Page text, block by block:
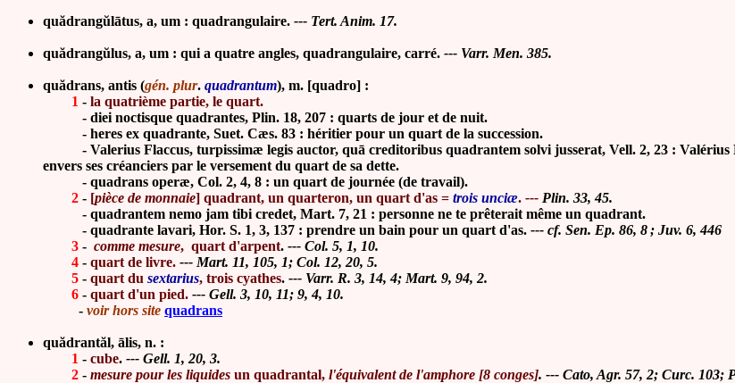
quădrangŭlātus, a, um : quadrangulaire. --- Tert. Anim. 17.
quădrangŭlus, a, um : qui a quatre angles, quadrangulaire, carré. --- Varr. Men. 385.
quădrans, antis (gén. plur. quadrantum), m. [quadro] :
1 - la quatrième partie, le quart.
- diei noctisque quadrantes, Plin. 18, 207 : quarts de jour et de nuit.
- heres ex quadrante, Suet. Cæs. 83 : héritier pour un quart de la succession.
- Valerius Flaccus, turpissimæ legis auctor, quā creditoribus quadrantem solvi jusserat, Vell. 2, 23 : Valérius
envers ses créanciers par le versement du quart de sa dette.
- quadrans operæ, Col. 2, 4, 8 : un quart de journée (de travail).
2 - [pièce de monnaie] quadrant, un quarteron, un quart d'as = trois unciæ. --- Plin. 33, 45.
- quadrantem nemo jam tibi credet, Mart. 7, 21 : personne ne te prêterait même un quadrant.
- quadrante lavari, Hor. S. 1, 3, 137 : prendre un bain pour un quart d'as. --- cf. Sen. Ep. 86, 8 ; Juv. 6, 446
3 - comme mesure, quart d'arpent. --- Col. 5, 1, 10.
4 - quart de livre. --- Mart. 11, 105, 1; Col. 12, 20, 5.
5 - quart du sextarius, trois cyathes. --- Varr. R. 3, 14, 4; Mart. 9, 94, 2.
6 - quart d'un pied. --- Gell. 3, 10, 11; 9, 4, 10.
- voir hors site quadrans
quădrantăl, ālis, n. :
1 - cube. --- Gell. 1, 20, 3.
2 - mesure pour les liquides un quadrantal, l'équivalent de l'amphore [8 conges]. --- Cato, Agr. 57, 2; Curc. 103;